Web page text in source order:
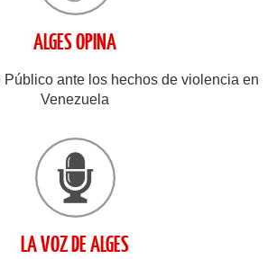
ALGES OPINA
Público ante los hechos de violencia en
Venezuela
LA VOZ DE ALGES